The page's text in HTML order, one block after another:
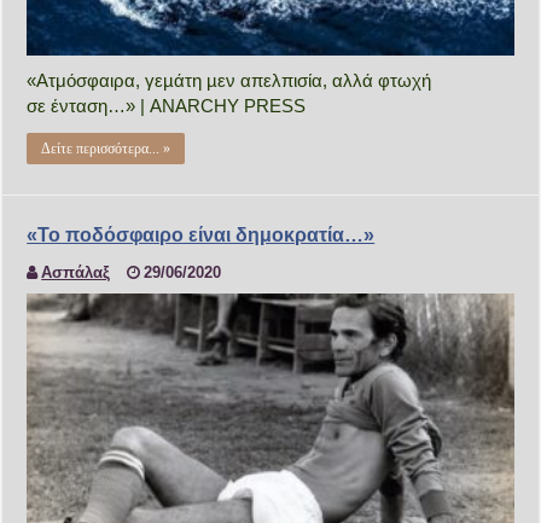
«Ατμόσφαιρα, γεµάτη µεν απελπισία, αλλά φτωχή
σε ένταση…» | ANARCHY PRESS
Δείτε περισσότερα... »
«Το ποδόσφαιρο είναι δημοκρατία…»
Ασπάλαξ 29/06/2020